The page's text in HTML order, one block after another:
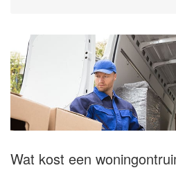
Wat kost een